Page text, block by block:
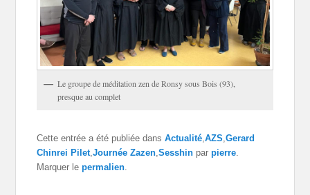
Le groupe de méditation zen de Ronsy sous Bois (93),
presque au complet
Cette entrée a été publiée dansActualité ,AZS ,Gerard
Chinrei Pilet ,Journée Zazen ,Sesshin parpierre
Marquer lepermalien